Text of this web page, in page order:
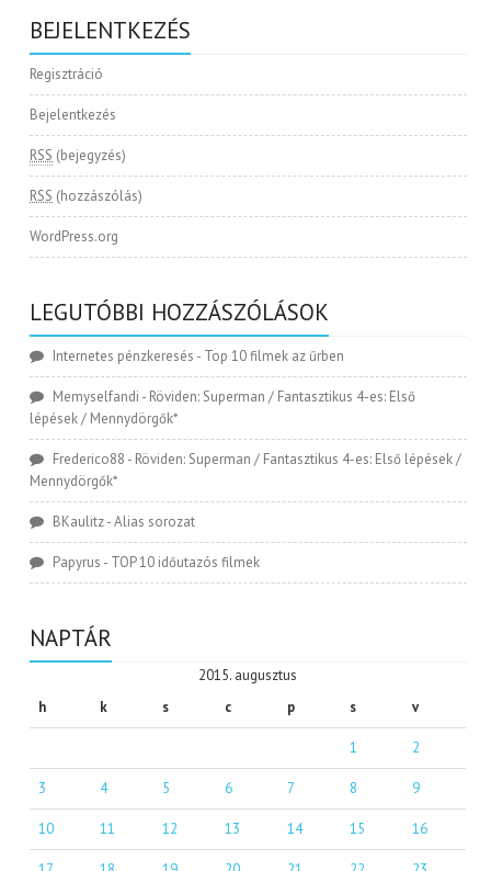
BEJELENTKEZÉS
Regisztráció
Bejelentkezés
RSS (bejegyzés)
RSS (hozzászólás)
WordPress.org
LEGUTÓBBI HOZZÁSZÓLÁSOK
Internetes pénzkeresés - Top 10 filmek az űrben
Memyselfandi - Röviden: Superman / Fantasztikus 4-es: Első
lépések / Mennydörgők*
Frederico88 - Röviden: Superman / Fantasztikus 4-es: Első lépések /
Mennydörgők*
BKaulitz-Alias sorozat
Papyrus - TOP 10 időutazós filmek
NAPTÁR
2015. augusztus
h
k s c p s v
1 2
3 4 5 6 7 8 9
10 11 12 13 14 15 16